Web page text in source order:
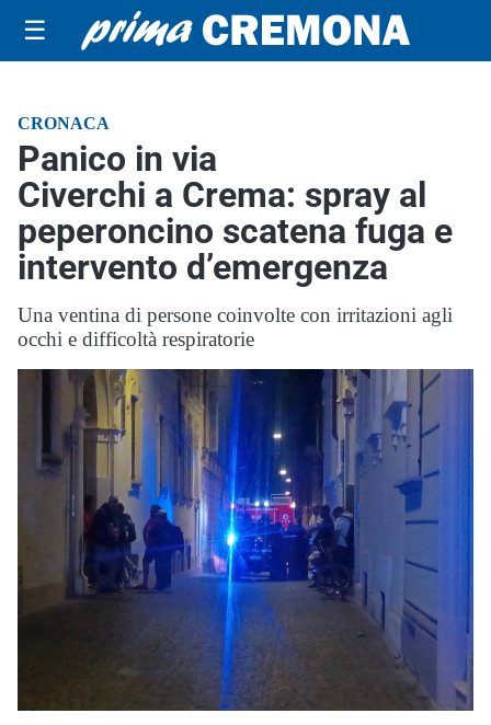
☰
CRONACA
Panico in via
Civerchi a Crema: spray al
peperoncino scatena fuga e
intervento d’emergenza
Una ventina di persone coinvolte con irritazioni agli
occhi e difficoltà respiratorie